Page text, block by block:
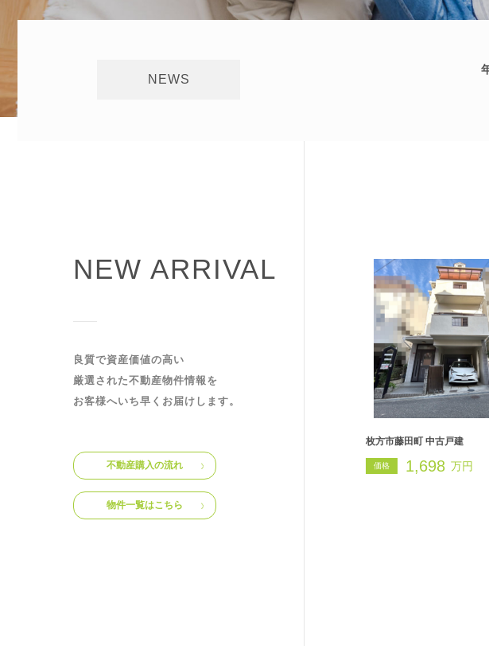
NEWS
NEW ARRIVAL
良質で資産価値の高い
厳選された不動産物件情報を
お客様へいち早くお届けします。
不動産購入の流れ
物件一覧はこちら
枚方市藤田町 中古戸建
価格 1,698 万円